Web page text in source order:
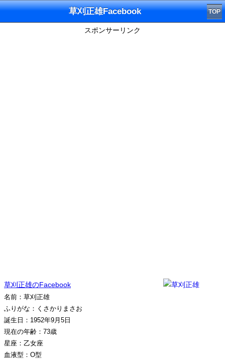
草刈正雄Facebook TOP
スポンサーリンク
草刈正雄のFacebook
名前：草刈正雄
ふりがな：くさかりまさお
誕生日：1952年9月5日
現在の年齢：73歳
星座：乙女座
血液型：O型